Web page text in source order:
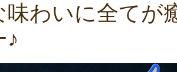
味わいに全てが
♪